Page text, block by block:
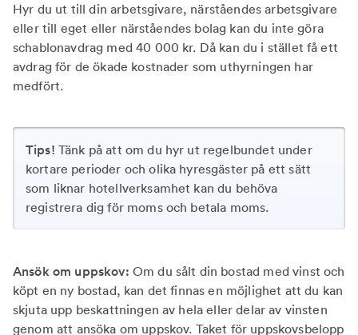
Hyr du ut till din arbetsgivare, närståendes arbetsgivare
eller till eget eller närståendes bolag kan du inte göra
schablonavdrag med 40 000 kr. Då kan du i stället få ett
avdrag för de ökade kostnader som uthyrningen har
medfört.
Tips! Tänk på att om du hyr ut regelbundet under
kortare perioder och olika hyresgäster på ett sätt
som liknar hotellverksamhet kan du behöva
registrera dig för moms och betala moms.
Ansök om uppskov: Om du sålt din bostad med vinst och
köpt en ny bostad, kan det finnas en möjlighet att du kan
skjuta upp beskattningen av hela eller delar av vinsten
genom att ansöka om uppskov. Taket för uppskovsbelopp